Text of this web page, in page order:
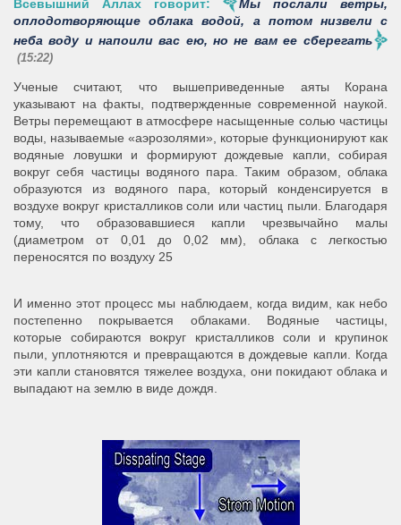
Всевышний Аллах говорит:
Мы послали ветры,
оплодотворяющие облака водой, а потом низвели с
неба воду и напоили вас ею, но не вам ее сберегать
(15:22)
Ученые считают, что вышеприведенные аяты Корана
указывают на факты, подтвержденные современной наукой.
Ветры перемещают в атмосфере насыщенные солью частицы
воды, называемые «аэрозолями», которые функционируют как
водяные ловушки и формируют дождевые капли, собирая
вокруг себя частицы водяного пара. Таким образом, облака
образуются из водяного пара, который конденсируется в
воздухе вокруг кристалликов соли или частиц пыли. Благодаря
тому, что образовавшиеся капли чрезвычайно малы
(диаметром от 0,01 до 0,02 мм), облака с легкостью
переносятся по воздуху 25
И именно этот процесс мы наблюдаем, когда видим, как небо
постепенно покрывается облаками. Водяные частицы,
которые собираются вокруг кристалликов соли и крупинок
пыли, уплотняются и превращаются в дождевые капли. Когда
эти капли становятся тяжелее воздуха, они покидают облака и
выпадают на землю в виде дождя.